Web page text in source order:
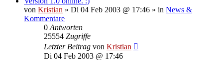
von Kristian » Di 04 Feb 2003 @ 17:46 » in News &
Kommentare
0 Antworten
25554 Zugriffe
Letzter Beitrag von Kristian
Di 04 Feb 2003 @ 17:46